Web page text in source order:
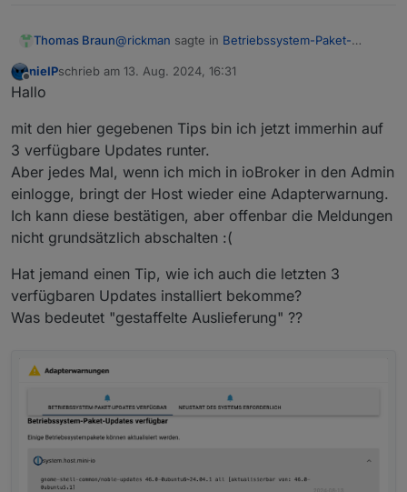
Thomas Braun@rickman sagte in Betriebssystem-Paket-
Dann spiel die Updates ein, haste Ruh.
Offline
nieIPschrieb am 13. Aug. 2024, 16:31
zuletzt editiert von
Hallo
mit den hier gegebenen Tips bin ich jetzt immerhin auf
3 verfügbare Updates runter.
Aber jedes Mal, wenn ich mich in ioBroker in den Admin
einlogge, bringt der Host wieder eine Adapterwarnung.
Ich kann diese bestätigen, aber offenbar die Meldungen
nicht grundsätzlich abschalten :(
Hat jemand einen Tip, wie ich auch die letzten 3
verfügbaren Updates installiert bekomme?
Was bedeutet "gestaffelte Auslieferung" ??